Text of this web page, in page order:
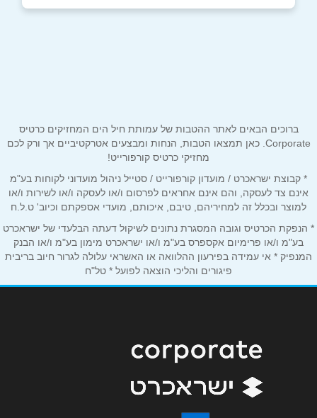
אימייל*
נושא*
אנא חזרו אלי בקשר ל...
הודעה*
שליחה
ברוכים הבאים לאתר ההטבות של עמותת חיל הים המחזיקים כרטיס
Corporate. כאן תמצאו הטבות, הנחות ומבצעים אטרקטיביים אך ורק לכם
מחזיקי כרטיס קורפורייט!
* קבוצת ישראכרט / מועדון קורפורייט / סטייל ניהול מועדוני לקוחות בע"מ
אינם צד לעסקה, והם אינם אחראים לפרסום ו/או לעסקה ו/או לשירות ו/או
למוצר ובכלל זה למחיריהם, טיבם, איכותם, מועדי אספקתם וכיוב' ט.ל.ח
* הנפקת הכרטיס וגובה המסגרת נתונים לשיקול דעתה הבלעדי של ישראכרט
בע"מ ו/או פרימיום אקספרס בע"מ ו/או ישראכרט מימון בע"מ ו/או הבנק
המנפיק * אי עמידה בפירעון ההלוואה או האשראי עלולה לגרור חיוב בריבית
פיגורים והליכי הוצאה לפועל * טל"ח